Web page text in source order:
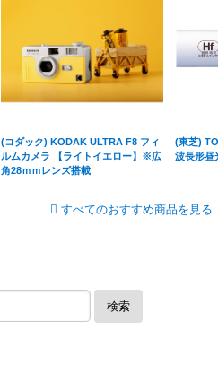
(コダック) KODAK ULTRA F8 フィ
ルムカメラ 【ライトイエロー】※広
角28ｍｍレンズ搭載
(東芝)
波長形昼
すべてのおすすめ商品を見る
検索